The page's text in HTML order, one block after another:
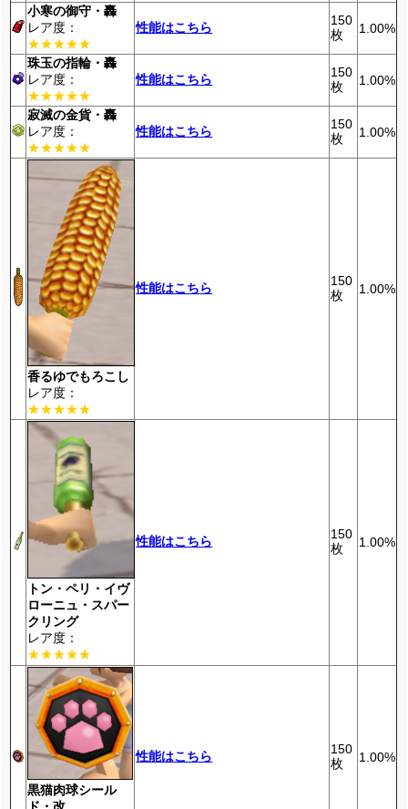
小寒の御守・轟
レア度：
★★★★★
性能はこちら
150
枚
1.00%
珠玉の指輪・轟
レア度：
★★★★★
性能はこちら
150
枚
1.00%
寂滅の金貨・轟
レア度：
★★★★★
性能はこちら
150
枚
1.00%
香るゆでもろこし
レア度：
★★★★★
性能はこちら
150
枚
1.00%
トン・ペリ・イヴ
ローニュ・スパー
クリング
レア度：
★★★★★
性能はこちら
150
枚
1.00%
黒猫肉球シール
ド・改
性能はこちら
150
枚
1.00%